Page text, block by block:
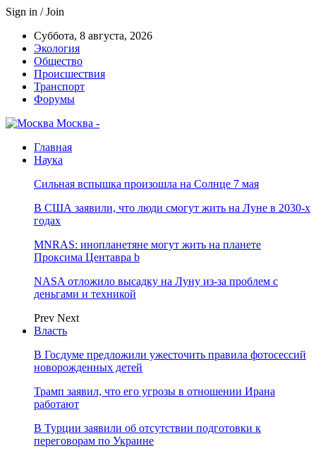
Sign in / Join
Суббота, 8 августа, 2026
Экология
Общество
Происшествия
Транспорт
Форумы
Москва -
Главная
Наука
Сильная вспышка произошла на Солнце 7 мая
В США заявили, что люди смогут жить на Луне в 2030-х
годах
MNRAS: инопланетяне могут жить на планете
Проксима Центавра b
NASA отложило высадку на Луну из-за проблем с
деньгами и техникой
Prev Next
Власть
В Госдуме предложили ужесточить правила фотосессий
новорожденных детей
Трамп заявил, что его угрозы в отношении Ирана
работают
В Турции заявили об отсутствии подготовки к
переговорам по Украине